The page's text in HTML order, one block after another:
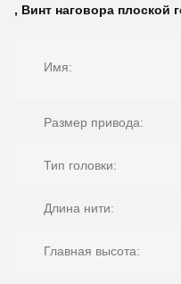
, Винт наговора плоской
Имя:
Размер привода:
Тип головки:
Длина нити:
Главная высота: